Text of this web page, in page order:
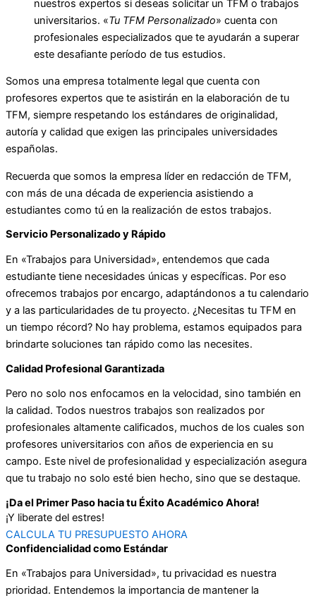
nuestros expertos si deseas solicitar un TFM o trabajos
universitarios. «Tu TFM Personalizado» cuenta con
profesionales especializados que te ayudarán a superar
este desafiante período de tus estudios.
Somos una empresa totalmente legal que cuenta con
profesores expertos que te asistirán en la elaboración de tu
TFM, siempre respetando los estándares de originalidad,
autoría y calidad que exigen las principales universidades
españolas.
Recuerda que somos la empresa líder en redacción de TFM,
con más de una década de experiencia asistiendo a
estudiantes como tú en la realización de estos trabajos.
Servicio Personalizado y Rápido
En «Trabajos para Universidad», entendemos que cada
estudiante tiene necesidades únicas y específicas. Por eso
ofrecemos trabajos por encargo, adaptándonos a tu calendario
y a las particularidades de tu proyecto. ¿Necesitas tu TFM en
un tiempo récord? No hay problema, estamos equipados para
brindarte soluciones tan rápido como las necesites.
Calidad Profesional Garantizada
Pero no solo nos enfocamos en la velocidad, sino también en
la calidad. Todos nuestros trabajos son realizados por
profesionales altamente calificados, muchos de los cuales son
profesores universitarios con años de experiencia en su
campo. Este nivel de profesionalidad y especialización asegura
que tu trabajo no solo esté bien hecho, sino que se destaque.
¡Da el Primer Paso hacia tu Éxito Académico Ahora!
¡Y liberate del estres!
CALCULA TU PRESUPUESTO AHORA
Confidencialidad como Estándar
En «Trabajos para Universidad», tu privacidad es nuestra
prioridad. Entendemos la importancia de mantener la